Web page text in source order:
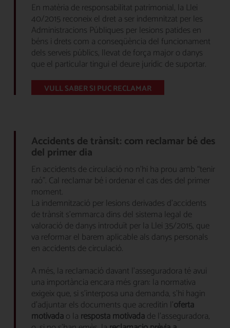
En matèria de responsabilitat patrimonial, la Llei
40/2015 reconeix el dret a ser indemnitzat per les
Administracions Públiques per lesions patides en
béns i drets com a conseqüència del funcionament
dels serveis públics, llevat de força major o danys
que el particular tingui el deure jurídic de suportar.
VULL SABER SI PUC RECLAMAR
Accidents de trànsit: com reclamar bé des
del primer dia
En accidents de circulació no n’hi ha prou amb “tenir
raó”. Cal reclamar bé i ordenar el cas des del primer
moment.
La indemnització per lesions derivades d’accidents
de trànsit s’emmarca dins del sistema legal de
valoració de danys introduït per la Llei 35/2015, que
va reformar el barem aplicable als danys personals
en accidents de circulació.
A més, la reclamació davant l’asseguradora té avui
una importància encara més gran: la normativa
exigeix que, si s’interposa una demanda, s’hi hagin
d’adjuntar els documents que acreditin l’oferta
motivadao la resposta motivadade l’asseguradora,